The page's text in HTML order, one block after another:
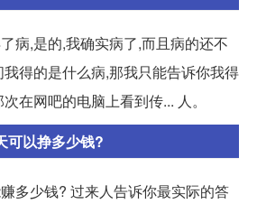
病,是的,我确实病了,而且病的还不
得的是什么病,那我只能告诉你我得
在网吧的电脑上看到传... 人。
可以挣多少钱?
多少钱? 过来人告诉你最实际的答